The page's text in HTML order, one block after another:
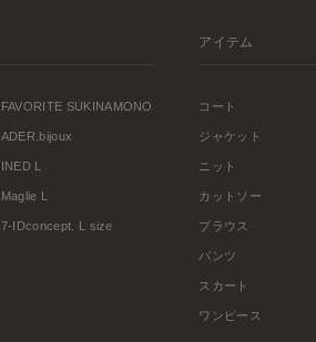
FAVORITE SUKINAMONO
ADER.bijoux
INED L
Maglie L
7-IDconcept. L size
アイテム
コート
ジャケット
ニット
カットソー
ブラウス
パンツ
スカート
ワンピース